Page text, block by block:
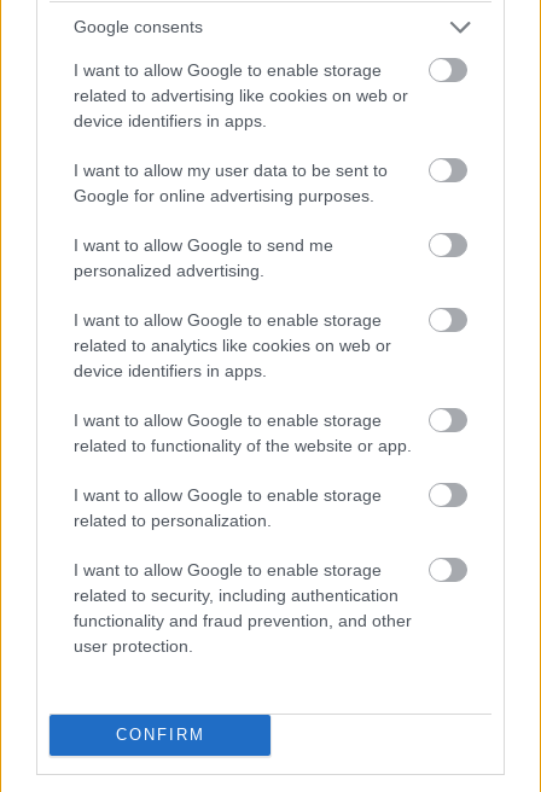
Google consents
I want to allow Google to enable storage
related to advertising like cookies on web or
device identifiers in apps.
I want to allow my user data to be sent to
Google for online advertising purposes.
I want to allow Google to send me
personalized advertising.
I want to allow Google to enable storage
related to analytics like cookies on web or
device identifiers in apps.
I want to allow Google to enable storage
related to functionality of the website or app.
I want to allow Google to enable storage
related to personalization.
I want to allow Google to enable storage
related to security, including authentication
functionality and fraud prevention, and other
user protection.
CONFIRM
Nyitókép: H&M
neked:
Stella McCartney a klímaváltozás krízisére
hívja fel a figyelmet legújabb kampányában
A H&M időszakosan betiltja a Brazíliából
származó bőr importálását
Unmute Loaded:
LEGNÉPSZERŰBB CIKKEK: